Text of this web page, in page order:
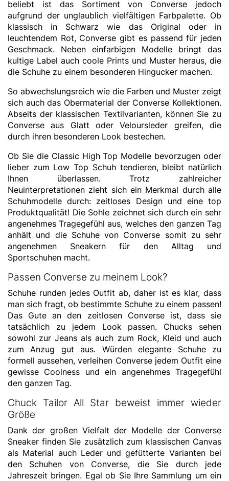
beliebt ist das Sortiment von Converse jedoch
aufgrund der unglaublich vielfältigen Farbpalette. Ob
klassisch in Schwarz wie das Original oder in
leuchtendem Rot, Converse gibt es passend für jeden
Geschmack. Neben einfarbigen Modelle bringt das
kultige Label auch coole Prints und Muster heraus, die
die Schuhe zu einem besonderen Hingucker machen.
So abwechslungsreich wie die Farben und Muster zeigt
sich auch das Obermaterial der Converse Kollektionen.
Abseits der klassischen Textilvarianten, können Sie zu
Converse aus Glatt oder Veloursleder greifen, die
durch ihren besonderen Look bestechen.
Ob Sie die Classic High Top Modelle bevorzugen oder
lieber zum Low Top Schuh tendieren, bleibt natürlich
Ihnen überlassen. Trotz zahlreicher
Neuinterpretationen zieht sich ein Merkmal durch alle
Schuhmodelle durch: zeitloses Design und eine top
Produktqualität! Die Sohle zeichnet sich durch ein sehr
angenehmes Tragegefühl aus, welches den ganzen Tag
anhält und die Schuhe von Converse somit zu sehr
angenehmen Sneakern für den Alltag und
Sportschuhen macht.
Passen Converse zu meinem Look?
Schuhe runden jedes Outfit ab, daher ist es klar, dass
man sich fragt, ob bestimmte Schuhe zu einem passen!
Das Gute an den zeitlosen Converse ist, dass sie
tatsächlich zu jedem Look passen. Chucks sehen
sowohl zur Jeans als auch zum Rock, Kleid und auch
zum Anzug gut aus. Würden elegante Schuhe zu
formell aussehen, verleihen Converse jedem Outfit eine
gewisse Coolness und ein angenehmes Tragegefühl
den ganzen Tag.
Chuck Tailor All Star beweist immer wieder
Größe
Dank der großen Vielfalt der Modelle der Converse
Sneaker finden Sie zusätzlich zum klassischen Canvas
als Material auch Leder und gefütterte Varianten bei
den Schuhen von Converse, die Sie durch jede
Jahreszeit bringen. Egal ob Sie Ihre Sammlung um ein